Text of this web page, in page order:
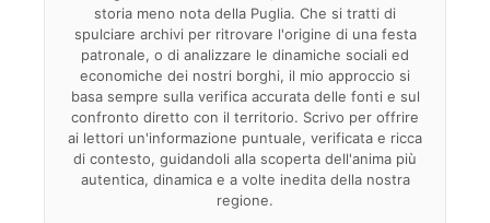
storia meno nota della Puglia. Che si tratti di
spulciare archivi per ritrovare l'origine di una festa
patronale, o di analizzare le dinamiche sociali ed
economiche dei nostri borghi, il mio approccio si
basa sempre sulla verifica accurata delle fonti e sul
confronto diretto con il territorio. Scrivo per offrire
ai lettori un'informazione puntuale, verificata e ricca
di contesto, guidandoli alla scoperta dell'anima più
autentica, dinamica e a volte inedita della nostra
regione.